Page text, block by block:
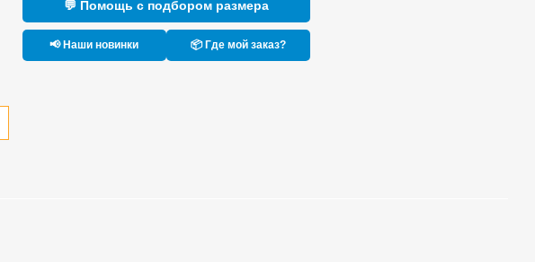
💬 Помощь с подбором размера
📢 Наши новинки 📦 Где мой заказ?